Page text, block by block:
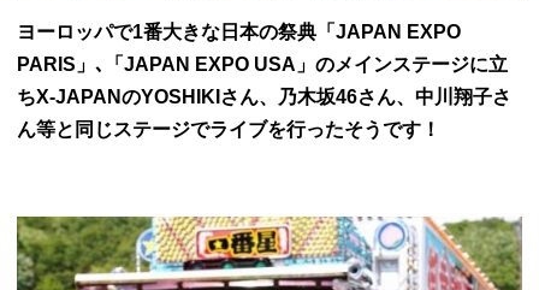
ヨーロッパで1番大きな日本の祭典「JAPAN EXPO
PARIS」､「JAPAN EXPO USA」のメインステージに立
ちX-JAPANのYOSHIKIさん、乃木坂46さん、中川翔子さ
ん等と同じステージでライブを行ったそうです！